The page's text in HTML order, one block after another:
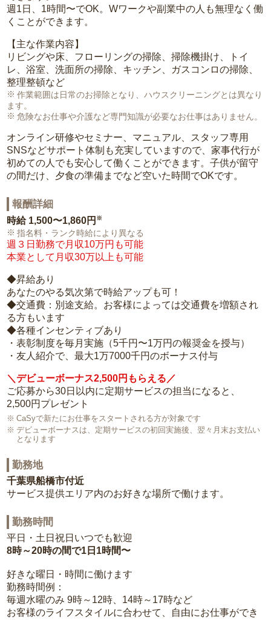
週1日、1時間〜でOK。Wワークや副業中の人も無理なく働
くことができます。
【主な作業内容】
リビングや床、フローリングの掃除、掃除機掛け、トイ
レ、浴室、洗面所の掃除、キッチン、ガスコンロの掃除、
整理整頓など
作業範囲は日常のお掃除となり、ハウスクリーニングとは異なり
ます。
危険なお仕事や介護など専門知識が必要なお仕事はありません。
オンライン研修やセミナー、マニュアル、スタッフ専用
SNSなどサポート体制も充実していますので、家事代行が
初めての人でも安心して働くことができます。子供が留守
の間だけ、夕食の準備までなど空いた時間でOKです。
報酬詳細
時給 1,500〜1,860円 ※
指名料・ランク時給により異なる
週３日勤務で月収10万円も可能
本業として月収30万以上も可能
◆昇給あり
あなたのやる気次第で時給アップも可！
◆交通費：別途支給。お客様によっては交通費を増額され
る方もいます
◆各種インセンティブあり
・表彰制度を毎月実施（5千円〜1万円の報奨金を授与）
・友人紹介で、最大1万7000千円のボーナス付与
＼デビューボーナス2,500円もらえる／
ご応募から30日以内に定期サービスの担当になると、
2,500円プレゼント
CaSyで新たにお仕事をスタートされる方が対象です
デビューボーナスは、定期サービスの初回実施後、翌々月末お支払い
となります
勤務地
千葉県船橋市付近
サービス提供エリア内のお好きな場所で働けます。
勤務時間
平日・土日祝日いつでも歓迎
8時～20時の間で1日1時間〜
好きな曜日・時間に働けます
勤務時間例：
毎週水曜のみ 9時～12時、14時～17時など
お客様のライフスタイルに合わせて、自由にお仕事ができ